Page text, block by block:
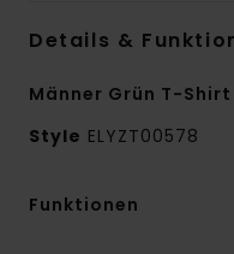
Details &
Männer Grün T-Shirt
Style ELYZT00578
Funktionen